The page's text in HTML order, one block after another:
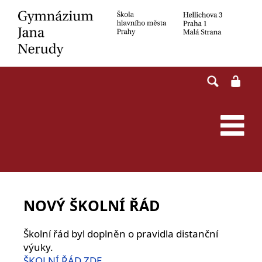
content
NOVÝ ŠKOLNÍ ŘÁD
Školní řád byl doplněn o pravidla distanční
výuky.